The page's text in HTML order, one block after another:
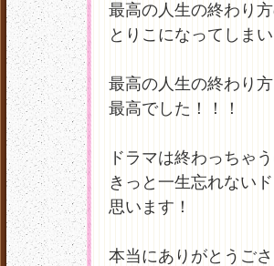
最高の人生の終わり
とりこになってしま
最高の人生の終わり方
最高でした！！！
ドラマは終わっちゃ
きっと一生忘れない
思います！
本当にありがとうごさ